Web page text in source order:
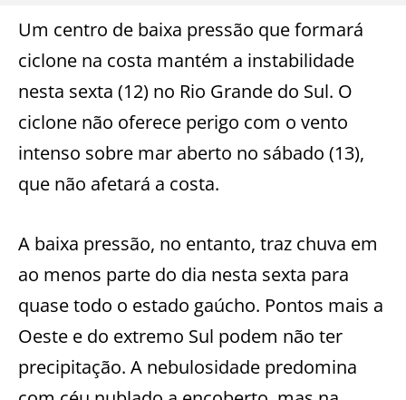
Um centro de baixa pressão que formará
ciclone na costa mantém a instabilidade
nesta sexta (12) no Rio Grande do Sul. O
ciclone não oferece perigo com o vento
intenso sobre mar aberto no sábado (13),
que não afetará a costa.
A baixa pressão, no entanto, traz chuva em
ao menos parte do dia nesta sexta para
quase todo o estado gaúcho. Pontos mais a
Oeste e do extremo Sul podem não ter
precipitação. A nebulosidade predomina